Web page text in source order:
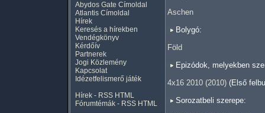
Abydos Gate Címoldal
Atlantis Címoldal
Hírek
Keresés a hírekben
Vendégkönyv
Kérdőív
Partnerek
Jogi Közlemény
Kapcsolat
Idézetfelismerő játék
Hírek - RSS HTML
Fórumtémák - RSS HTML
Aschen
Bolygó:
Föld
Epizódok, melyekben
4x16 2010 (2010) (Első
Sorozatbeli szerepe: